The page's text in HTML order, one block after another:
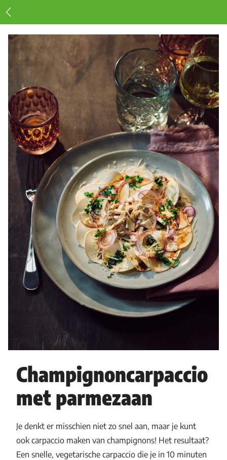
Champignoncarpaccio
met parmezaan
Je denkt er misschien niet zo snel aan, maar je kunt
ook carpaccio maken van champignons! Het resultaat?
Een snelle, vegetarische carpaccio die je in 10 minuten